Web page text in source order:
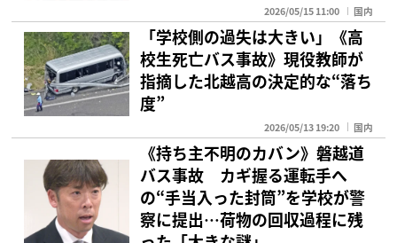
2026/05/15 11:00 国内
「学校側の過失は大きい」《高
校生死亡バス事故》現役教師が
指摘した北越高の決定的な“落ち
度”
2026/05/13 19:20 国内
《持ち主不明のカバン》磐越道
バス事故 カギ握る運転手へ
の“手当入った封筒”を学校が警
察に提出…荷物の回収過程に残